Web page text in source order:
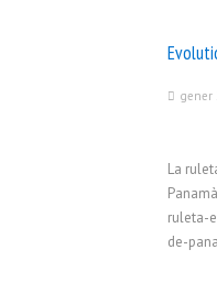
gener
La
ruleta-
de-